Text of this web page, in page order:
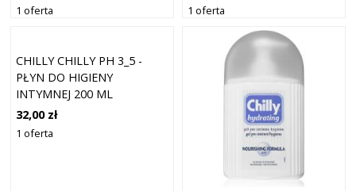
1 oferta 1 oferta
CHILLY CHILLY PH 3_5 -
PŁYN DO HIGIENY
INTYMNEJ 200 ML
32,00 zł
1 oferta